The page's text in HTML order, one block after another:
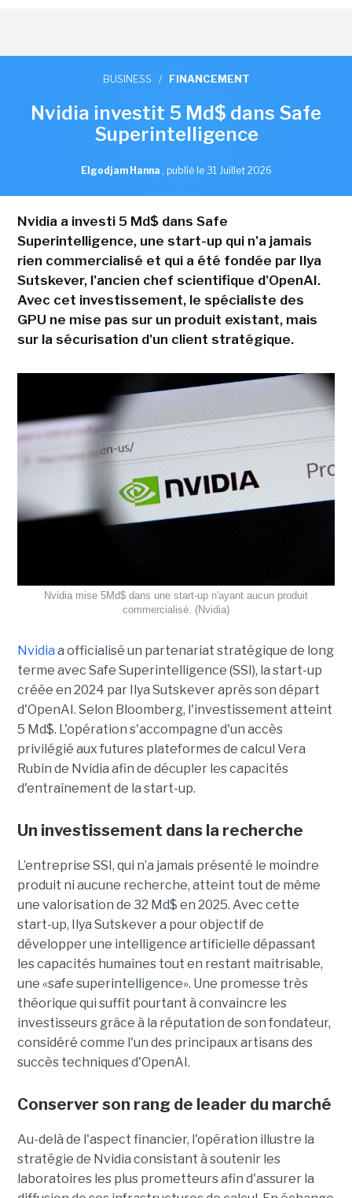
BUSINESS / FINANCEMENT
Nvidia investit 5 Md$ dans Safe
Superintelligence
Elgodjam Hanna , publié le 31 Juillet 2026
Nvidia a investi 5 Md$ dans Safe
Superintelligence, une start-up qui n'a jamais
rien commercialisé et qui a été fondée par Ilya
Sutskever, l'ancien chef scientifique d'OpenAI.
Avec cet investissement, le spécialiste des
GPU ne mise pas sur un produit existant, mais
sur la sécurisation d'un client stratégique.
Nvidia mise 5Md$ dans une start-up n'ayant aucun produit
commercialisé. (Nvidia)
Nvidia a officialisé un partenariat stratégique de long
terme avec Safe Superintelligence (SSI), la start-up
créée en 2024 par Ilya Sutskever après son départ
d'OpenAI. Selon Bloomberg, l'investissement atteint
5 Md$. L'opération s'accompagne d'un accès
privilégié aux futures plateformes de calcul Vera
Rubin de Nvidia afin de décupler les capacités
d'entraînement de la start-up.
Un investissement dans la recherche
L’entreprise SSI, qui n’a jamais présenté le moindre
produit ni aucune recherche, atteint tout de même
une valorisation de 32 Md$ en 2025. Avec cette
start-up, Ilya Sutskever a pour objectif de
développer une intelligence artificielle dépassant
les capacités humaines tout en restant maîtrisable,
une «safe superintelligence». Une promesse très
théorique qui suffit pourtant à convaincre les
investisseurs grâce à la réputation de son fondateur,
considéré comme l'un des principaux artisans des
succès techniques d'OpenAI.
Conserver son rang de leader du marché
Au-delà de l'aspect financier, l'opération illustre la
stratégie de Nvidia consistant à soutenir les
laboratoires les plus prometteurs afin d'assurer la